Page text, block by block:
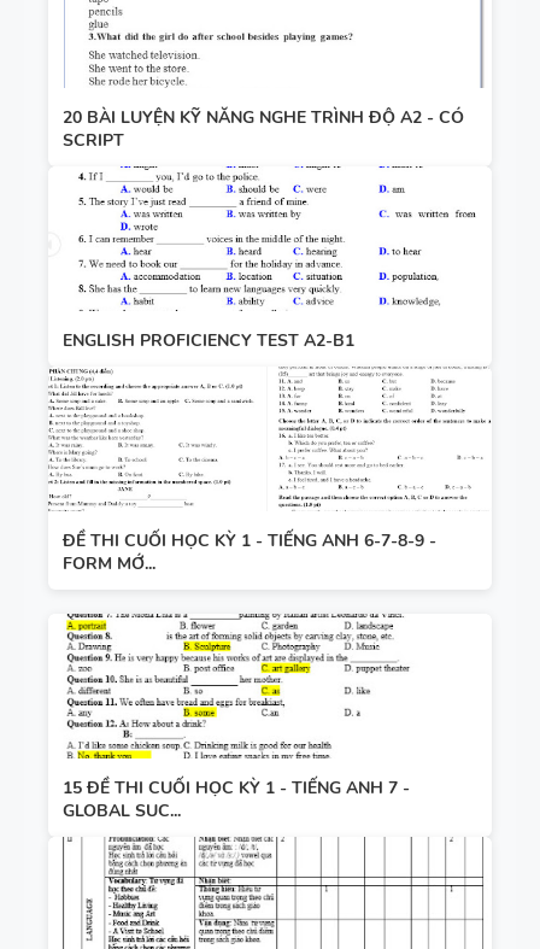
20 BÀI LUYỆN KỸ NĂNG NGHE TRÌNH ĐỘ A2 - CÓ
SCRIPT
ENGLISH PROFICIENCY TEST A2-B1
ĐỀ THI CUỐI HỌC KỲ 1 - TIẾNG ANH 6-7-8-9 -
FORM MỚ...
15 ĐỀ THI CUỐI HỌC KỲ 1 - TIẾNG ANH 7 -
GLOBAL SUC...